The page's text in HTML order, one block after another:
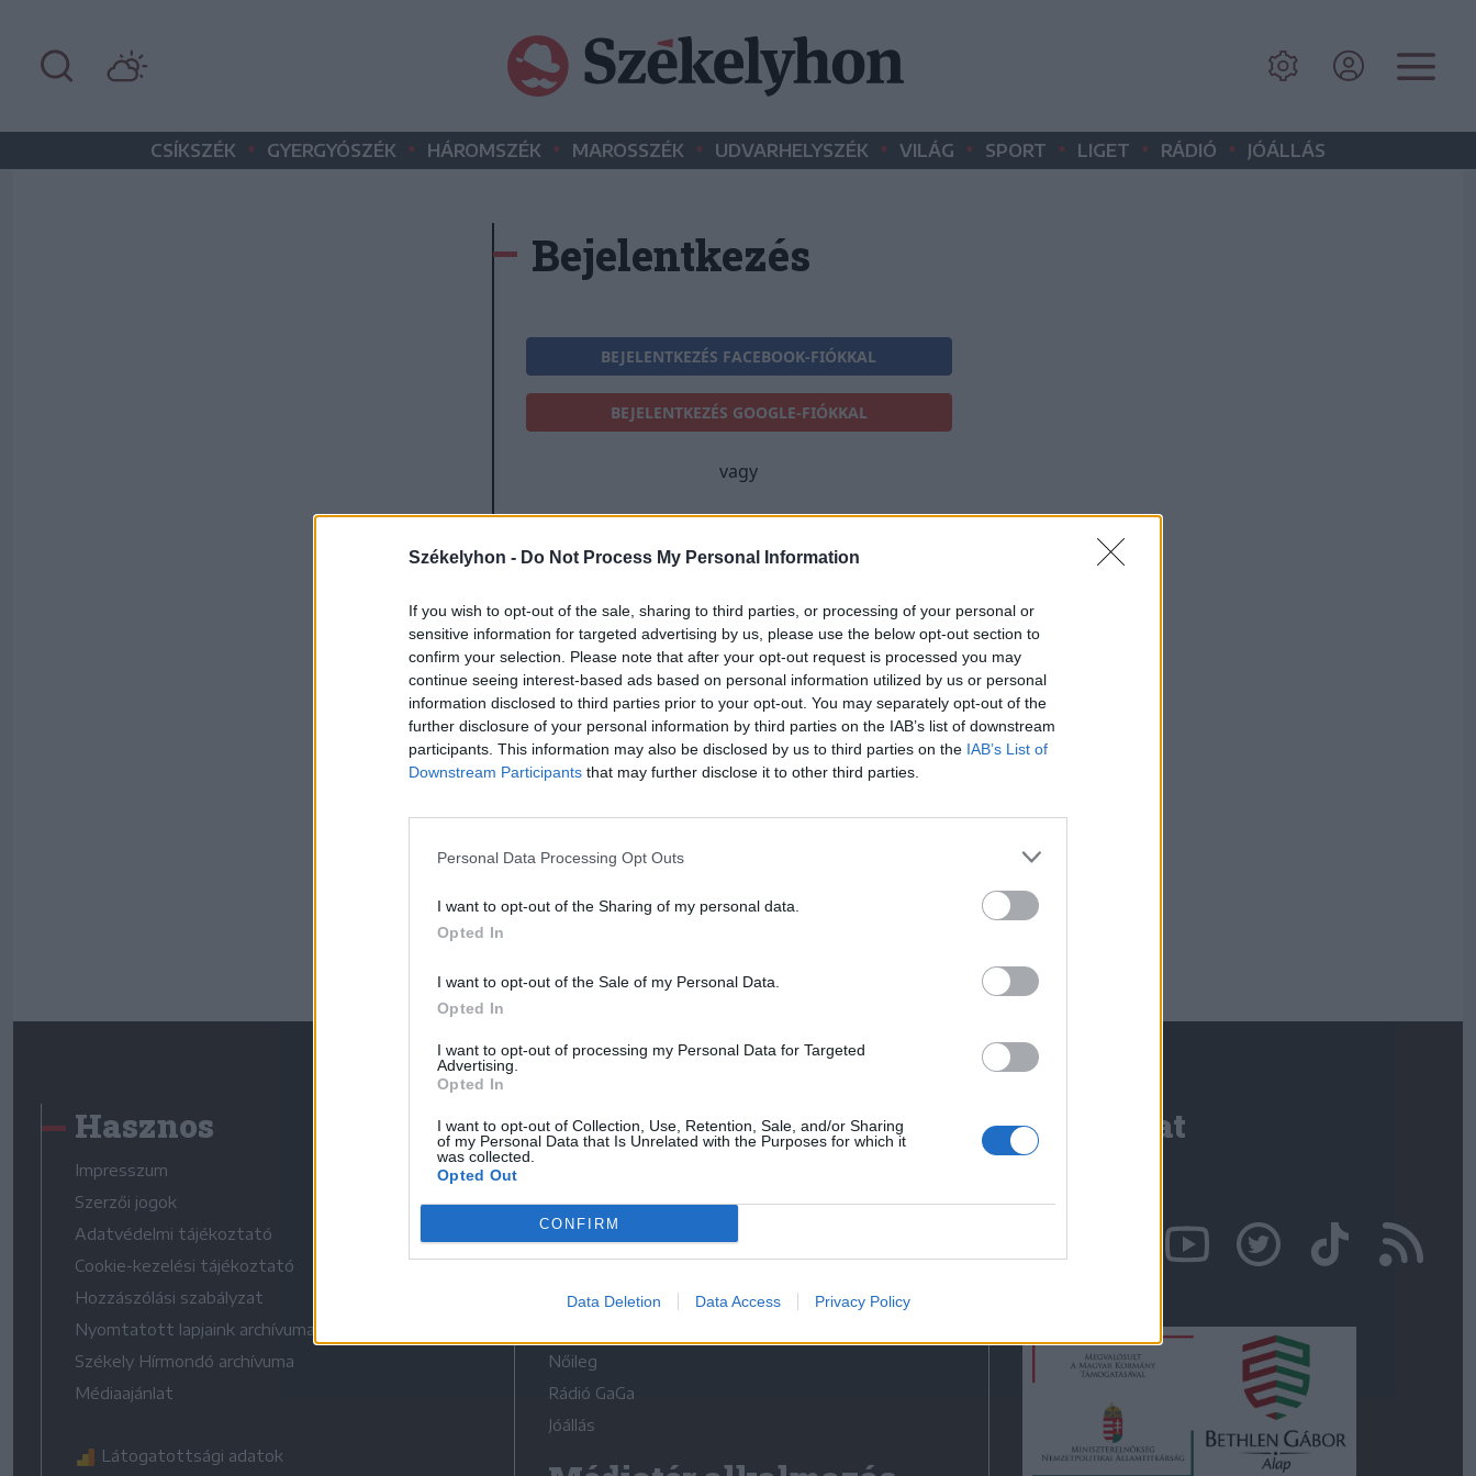
Székelyhon - Do Not Process My Personal Information
If you wish to opt-out of the sale, sharing to third parties, or processing of your personal or
sensitive information for targeted advertising by us, please use the below opt-out section to
confirm your selection. Please note that after your opt-out request is processed you may
continue seeing interest-based ads based on personal information utilized by us or personal
information disclosed to third parties prior to your opt-out. You may separately opt-out of the
further disclosure of your personal information by third parties on the IAB’s list of downstream
participants. This information may also be disclosed by us to third parties on the IAB’s List of
Downstream Participants that may further disclose it to other third parties.
Personal Data Processing Opt Outs
I want to opt-out of the Sharing of my personal data.
Opted In
I want to opt-out of the Sale of my Personal Data.
Opted In
I want to opt-out of processing my Personal Data for Targeted
Advertising.
Opted In
I want to opt-out of Collection, Use, Retention, Sale, and/or Sharing
of my Personal Data that Is Unrelated with the Purposes for which it
was collected.
Opted Out
CONFIRM
Data Deletion Data Access Privacy Policy
CSÍKSZÉK • GYERGYÓSZÉK • HÁROMSZÉK • MAROSSZÉK • UDVARHELYSZÉK • VILÁG • SPORT • LIGET • RÁDIÓ • JÓÁLLÁS
Bejelentkezés
BEJELENTKEZÉS FACEBOOK-FIÓKKAL
BEJELENTKEZÉS GOOGLE-FIÓKKAL
vagy
E-mail-cím
Jelszó
Elfelejtette a jelszavát?
BEJELENTKEZÉS
Hasznos
Impresszum
Szerzői jogok
Adatvédelmi tájékoztató
Cookie-kezelési tájékoztató
Hozzászólási szabályzat
Nyomtatott lapjaink archívuma
Székely Hírmondó archívuma
Médiaajánlat
Látogatottsági adatok
Médiatér
Liget
Krónika
Bihari Napló
Erdélyi Napló
Nőileg
Rádió GaGa
Jóállás
Kapcsolat